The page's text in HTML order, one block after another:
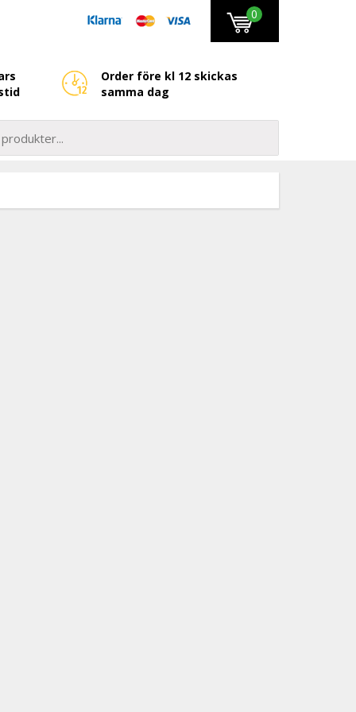
0
Order före kl 12 skickas
samma dag